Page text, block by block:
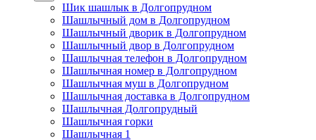
Шик шашлык в Долгопрудном
Шашлычный дом в Долгопрудном
Шашлычный дворик в Долгопрудном
Шашлычный двор в Долгопрудном
Шашлычная телефон в Долгопрудном
Шашлычная номер в Долгопрудном
Шашлычная муш в Долгопрудном
Шашлычная доставка в Долгопрудном
Шашлычная Долгопрудный
Шашлычная горки
Шашлычная 1